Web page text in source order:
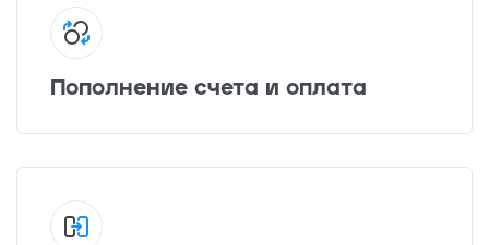
Пополнение счета и оплата